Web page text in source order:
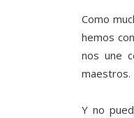
Como
hemos
nos une
maestros.
Y no